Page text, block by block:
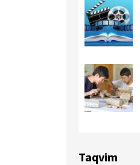
Taqvim